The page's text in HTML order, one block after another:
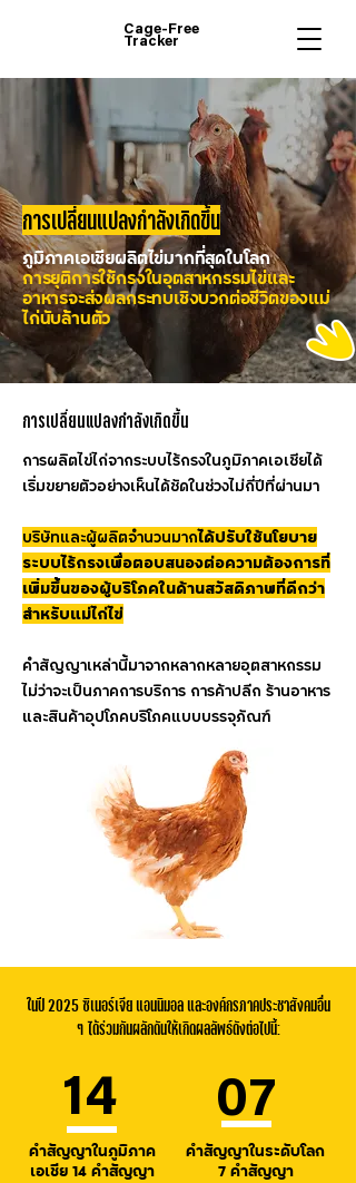
Cage-Free
Tracker
การเปลี่ยนแปลงกำลังเกิดขึ้น
ภูมิภาคเอเชียผลิตไข่มากที่สุดในโลก
การยุติการใช้กรงในอุตสาหกรรมไข่และ
อาหารจะส่งผลกระทบเชิงบวกต่อชีวิตของแม่
ไก่นับล้านตัว
การเปลี่ยนแปลงกำลังเกิดขึ้น
การผลิตไข่ไก่จากระบบไร้กรงในภูมิภาคเอเชียได้
เริ่มขยายตัวอย่างเห็นได้ชัดในช่วงไม่กี่ปีที่ผ่านมา
บริษัทและผู้ผลิตจำนวนมากได้ปรับใช้นโยบาย
ระบบไร้กรงเพื่อตอบสนองต่อความต้องการที่
เพิ่มขึ้นของผู้บริโภคในด้านสวัสดิภาพที่ดีกว่า
สำหรับแม่ไก่ไข่
คำสัญญาเหล่านี้มาจากหลากหลายอุตสาหกรรม
ไม่ว่าจะเป็นภาคการบริการ การค้าปลีก ร้านอาหาร
และสินค้าอุปโภคบริโภคแบบบรรจุภัณฑ์
ในปี 2025 ซิเนอร์เจีย แอนนิมอล และองค์กรภาคประชาสังคมอื่น
ๆ ได้ร่วมกันผลักดันให้เกิดผลลัพธ์ดังต่อไปนี้:
14
คำสัญญาในภูมิภาค
เอเชีย 14 คำสัญญา
07
คำสัญญาในระดับโลก
7 คำสัญญา